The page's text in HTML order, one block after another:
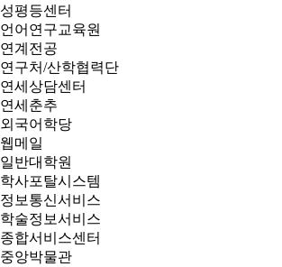
성평등센터
언어연구교육원
연계전공
연구처/산학협력단
연세상담센터
연세춘추
외국어학당
웹메일
일반대학원
학사포탈시스템
정보통신서비스
학술정보서비스
종합서비스센터
중앙박물관